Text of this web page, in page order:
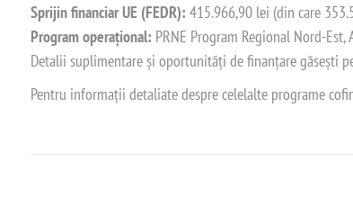
Sprijin financiar UE (FEDR): 415.966,90 lei (din care
Program operațional: PRNE Program Regional Nord-
Detalii suplimentare și oportunități de finanțare găsești
Pentru informații detaliate despre celelalte programe